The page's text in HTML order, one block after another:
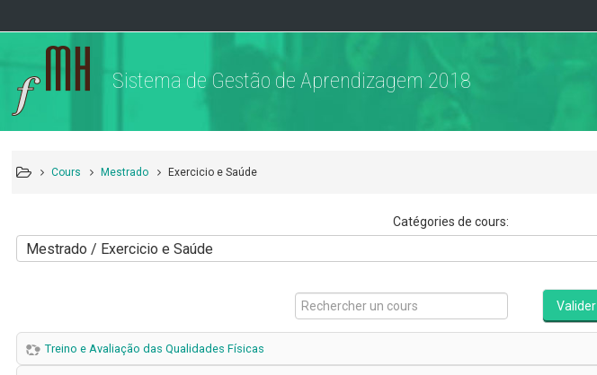
Sistema de Gestão de Aprendizagem 2018
Cours Mestrado Exercicio e Saúde
Catégories de cours:
un
cours
Valider
Treino e Avaliação das Qualidades Físicas